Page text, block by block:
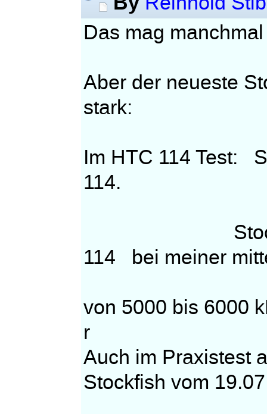
Das mag
Aber der neueste
stark:
Im HTC 114 Test:
114.
Stockfish
114 bei meiner
von 5000 bis 6000
r
Auch im Praxistest
Stockfish vom